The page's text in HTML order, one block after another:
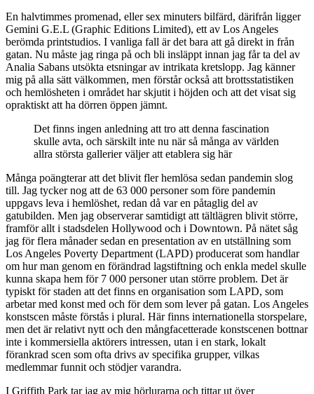
En halvtimmes promenad, eller sex minuters bilfärd, därifrån ligger
Gemini G.E.L (Graphic Editions Limited), ett av Los Angeles
berömda printstudios. I vanliga fall är det bara att gå direkt in från
gatan. Nu måste jag ringa på och bli insläppt innan jag får ta del av
Analia Sabans utsökta etsningar av intrikata kretslopp. Jag känner
mig på alla sätt välkommen, men förstår också att brottsstatistiken
och hemlösheten i området har skjutit i höjden och att det visat sig
opraktiskt att ha dörren öppen jämnt.
Det finns ingen anledning att tro att denna fascination
skulle avta, och särskilt inte nu när så många av världen
allra största gallerier väljer att etablera sig här
Många poängterar attdet blivit fler hemlösa sedan pandemin slog
till. Jag tycker nog att de 63 000 personer som före pandemin
uppgavs leva i hemlöshet, redan då var en påtaglig del av
gatubilden. Men jag observerar samtidigt att tältlägren blivit större,
framför allt i stadsdelen Hollywood och i Downtown. På nätet såg
jag för flera månader sedan en presentation av en utställning som
Los Angeles Poverty Department (LAPD) producerat som handlar
om hur man genom en förändrad lagstiftning och enkla medel skulle
kunna skapa hem för 7 000 personer utan större problem. Det är
typiskt för staden att det finns en organisation som LAPD, som
arbetar med konst med och för dem som lever på gatan. Los Angeles
konstscen måste förstås i plural. Här finns internationella storspelare,
men det är relativt nytt och den mångfacetterade konstscenen bottnar
inte i kommersiella aktörers intressen, utan i en stark, lokalt
förankrad scen som ofta drivs av specifika grupper, vilkas
medlemmar funnit och stödjer varandra.
I Griffith Park tar jag av mig hörlurarna och tittar ut över